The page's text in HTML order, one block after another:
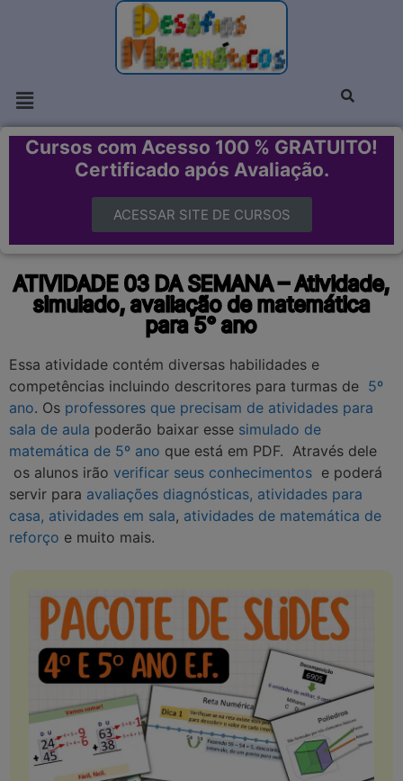
Cursos com Acesso 100 % GRATUITO!
Certificado após Avaliação.
ACESSAR SITE DE CURSOS
ATIVIDADE 03 DA SEMANA – Atividade,
simulado, avaliação de matemática
para 5° ano
Essa atividade contém diversas habilidades e
competências incluindo descritores para turmas de 5º
ano. Os professores que precisam de atividades para
sala de aula poderão baixar esse simulado de
matemática de 5º ano que está em PDF. Através dele
os alunos irão verificar seus conhecimentos e poderá
servir para avaliações diagnósticas, atividades para
casa, atividades em sala, atividades de matemática de
reforço e muito mais.